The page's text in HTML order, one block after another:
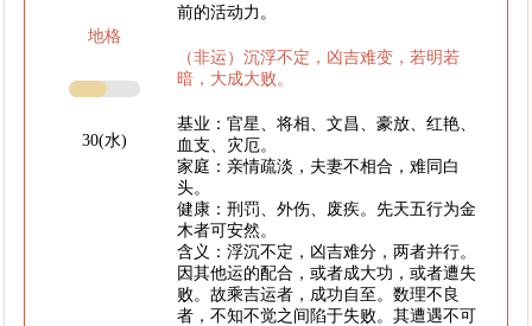
地格
30(水)
前的活动力。
（非运）沉浮不定，凶吉难变，若明若
暗，大成大败。
基业：官星、将相、文昌、豪放、红艳、
血支、灾厄。
家庭：亲情疏淡，夫妻不相合，难同白
头。
健康：刑罚、外伤、废疾。先天五行为金
木者可安然。
含义：浮沉不定，凶吉难分，两者并行。
因其他运的配合，或者成大功，或者遭失
败。故乘吉运者，成功自至。数理不良
者，不知不觉之间陷于失败。其遭遇不可